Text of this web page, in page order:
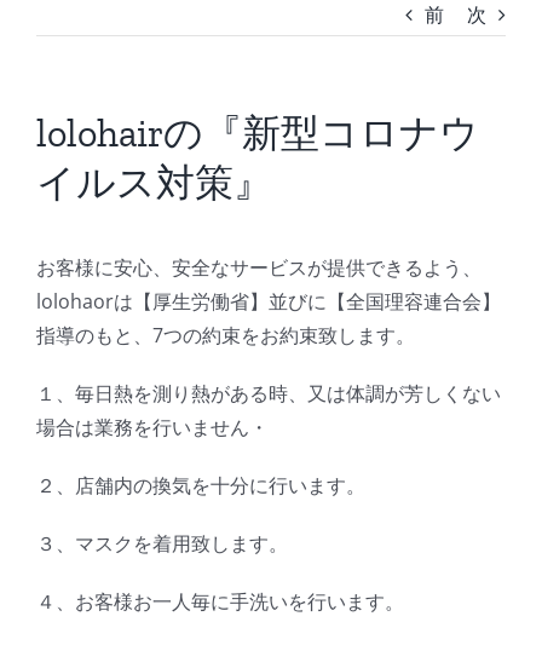
ACCESS
BLOG
Reservation
前 次
lolohairの『新型コロナウ
イルス対策』
お客様に安心、安全なサービスが提供できるよう、
lolohaorは【厚生労働省】並びに【全国理容連合会】
指導のもと、7つの約束をお約束致します。
１、毎日熱を測り熱がある時、又は体調が芳しくない
場合は業務を行いません・
２、店舗内の換気を十分に行います。
３、マスクを着用致します。
４、お客様お一人毎に手洗いを行います。